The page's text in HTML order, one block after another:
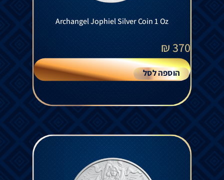
Archangel Jophiel Silver Coin 1 Oz
370
₪
הוספה לסל